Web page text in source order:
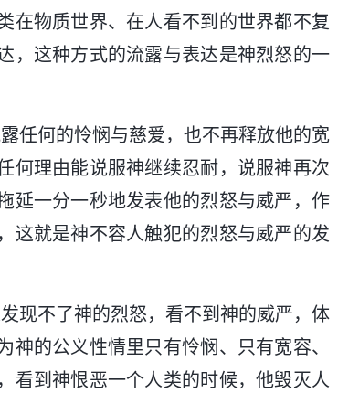
在物质世界、在人看不到的世界都不复
，这种方式的流露与表达是神烈怒的一
任何的怜悯与慈爱，也不再释放他的宽
何理由能说服神继续忍耐，说服神再次
延一分一秒地发表他的烈怒与威严，作
这就是神不容人触犯的烈怒与威严的发
现不了神的烈怒，看不到神的威严，体
的公义性情里只有怜悯、只有宽容、
看到神恨恶一个人类的时候，他毁灭人